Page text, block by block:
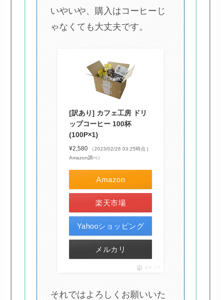
いやいや、購入はコーヒーじ
ゃなくても大丈夫です。
[訳あり] カフェ工房 ドリ
ップコーヒー 100杯
(100P×1)
¥2,580
（2023/02/26 03:25時点 |
Amazon調べ）
Amazon
楽天市場
Yahooショッピング
メルカリ
ポチップ
それではよろしくお願いいた